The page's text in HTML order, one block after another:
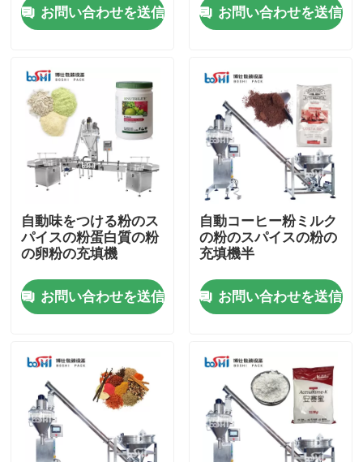
接触
粉末包装機
縦のパッキング機械
顆粒包装機
軽食のパッキング機械
冷凍食品のパッキング機械
お問い合わせを送信
お問い合わせを送信
自動味をつける粉のス
パイスの粉蛋白質の粉
の卵粉の充填機
お問い合わせを送信
自動コーヒー粉ミルク
の粉のスパイスの粉の
充填機半
お問い合わせを送信